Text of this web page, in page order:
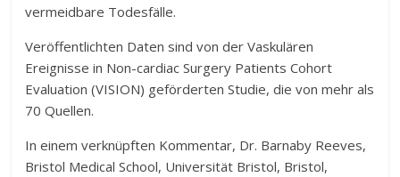
vermeidbare Todesfälle.
Veröffentlichten Daten sind von der Vaskulären
Ereignisse in Non-cardiac Surgery Patients Cohort
Evaluation (VISION) geförderten Studie, die von mehr als
70 Quellen.
In einem verknüpften Kommentar, Dr. Barnaby Reeves,
Bristol Medical School, Universität Bristol, Bristol,